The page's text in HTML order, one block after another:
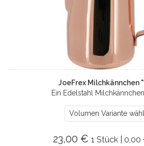
JoeFrex Milchkännchen
Ein Edelstahl
Volumen Variante
23,00 € 1 Stück |